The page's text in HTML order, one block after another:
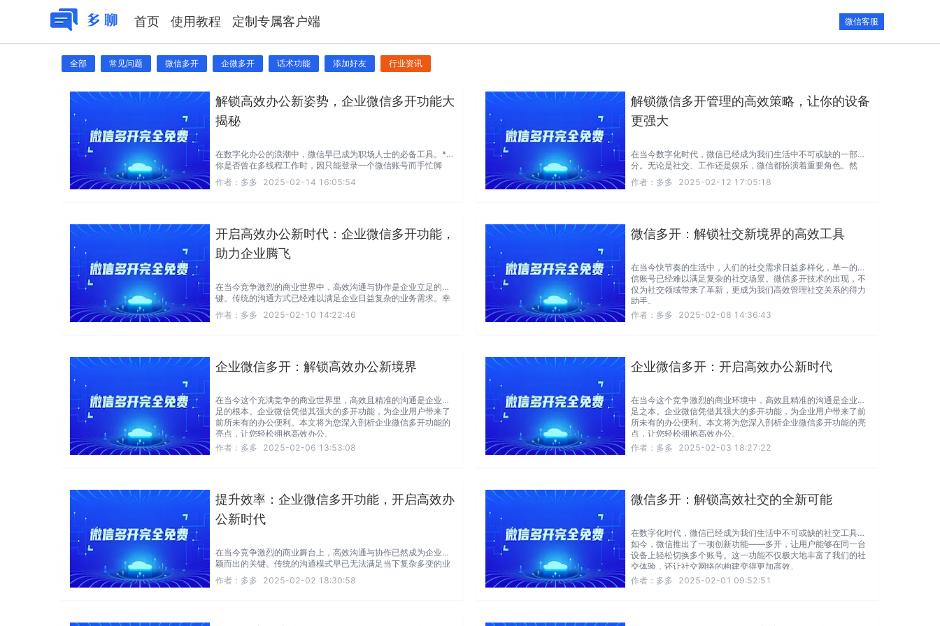
首页 使用教程 定制专属客户端 微信客服
全部 常见问题 微信多开 企微多开 话术功能 添加好友 行业资讯
解锁高效办公新姿势，企业微信多开功能大
揭秘
在数字化办公的浪潮中，微信早已成为职场人士的必备工具。**
你是否曾在多线程工作时，因只能登录一个微信账号而手忙脚
乱？**频繁切换账号不仅浪费时间，还容易让人错过重要信息。
如今，企业微信的多开功能横空出世，为这一难题带来了全新的
作者： 多多 2025-02-14 16:05:54
解锁微信多开管理的高效策略，让你的设备
更强大
在当今数字化时代，微信已经成为我们生活中不可或缺的一部
分。无论是社交、工作还是娱乐，微信都扮演着重要角色。然
而，微信的单设备登录限制给许多用户带来了不便，尤其是那些
需要同时使用多个微信的用户。幸运的是，现在有了多种创新的
作者： 多多 2025-02-12 17:05:18
开启高效办公新时代：企业微信多开功能，
助力企业腾飞
在当今竞争激烈的商业世界中，高效沟通与协作是企业立足的关
键。传统的沟通方式已经难以满足企业日益复杂的业务需求。幸
运的是，企业微信的出现为企业带来了一场革命性的变革。它不
仅提供了即时通讯功能，还集成了日程管理、文件共享、任务分
作者： 多多 2025-02-10 14:22:46
微信多开：解锁社交新境界的高效工具
在当今快节奏的生活中，人们的社交需求日益多样化，单一的微
信账号已经难以满足复杂的社交场景。微信多开技术的出现，不
仅为社交领域带来了革新，更成为我们高效管理社交关系的得力
助手。
作者： 多多 2025-02-08 14:36:43
企业微信多开：解锁高效办公新境界
在当今这个充满竞争的商业世界里，高效且精准的沟通是企业立
足的根本。企业微信凭借其强大的多开功能，为企业用户带来了
前所未有的办公便利。本文将为您深入剖析企业微信多开功能的
亮点，让您轻松拥抱高效办公。
作者： 多多 2025-02-06 13:53:08
企业微信多开：开启高效办公新时代
在当今这个竞争激烈的商业环境中，高效且精准的沟通是企业立
足之本。企业微信凭借其强大的多开功能，为企业用户带来了前
所未有的办公便利。本文将为您深入剖析企业微信多开功能的亮
点，让您轻松拥抱高效办公。
作者： 多多 2025-02-03 18:27:22
提升效率：企业微信多开功能，开启高效办
公新时代
在当今竞争激烈的商业舞台上，高效沟通与协作已然成为企业脱
颖而出的关键。传统的沟通模式早已无法满足当下复杂多变的业
务需求。值得庆幸的是，企业微信的诞生，为企业带来了一站式
的沟通与协作解决方案。它不仅实现了即时通讯，还整合了日程
作者： 多多 2025-02-02 18:30:58
微信多开：解锁高效社交的全新可能
在数字化时代，微信已经成为我们生活中不可或缺的社交工具。
如今，微信推出了一项创新功能——多开，让用户能够在同一台
设备上轻松切换多个账号。这一功能不仅极大地丰富了我们的社
交体验，还让社交网络的构建变得更加高效。
作者： 多多 2025-02-01 09:52:51